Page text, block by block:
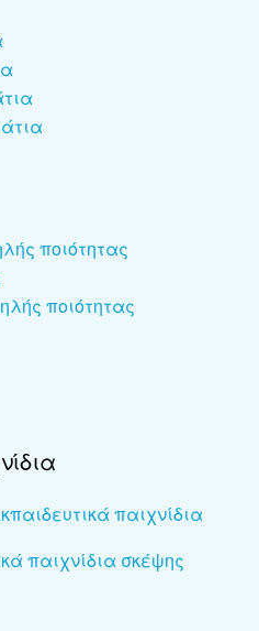
ποιότητας
ποιότητας
παιχνίδια
παιχνίδια σκέψης